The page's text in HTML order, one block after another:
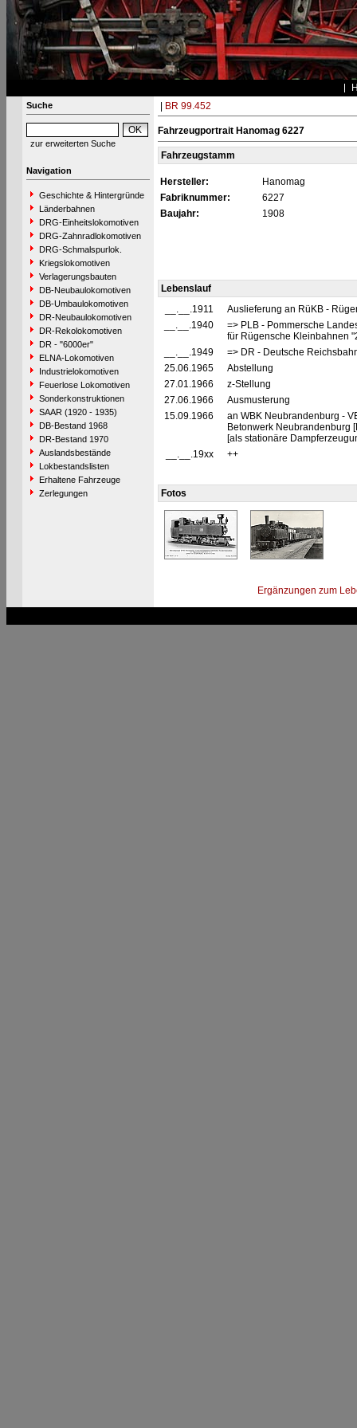
Suche
zur erweiterten Suche
Navigation
Geschichte & Hintergründe
Länderbahnen
DRG-Einheitslokomotiven
DRG-Zahnradlokomotiven
DRG-Schmalspurlok.
Kriegslokomotiven
Verlagerungsbauten
DB-Neubaulokomotiven
DB-Umbaulokomotiven
DR-Neubaulokomotiven
DR-Rekolokomotiven
DR - "6000er"
ELNA-Lokomotiven
Industrielokomotiven
Feuerlose Lokomotiven
Sonderkonstruktionen
SAAR (1920 - 1935)
DB-Bestand 1968
DR-Bestand 1970
Auslandsbestände
Lokbestandslisten
Erhaltene Fahrzeuge
Zerlegungen
BR 99.452
Fahrzeugportrait Hanomag 6227
Fahrzeugstamm
Hersteller:
Hanomag
Fabriknummer:
6227
Baujahr:
1908
Lebenslauf
__.__.1911
Auslieferung an RüKB -
__.__.1940
=> PLB - Pommersche
für Rügensche Kleinbahnen
__.__.1949
=> DR - Deutsche
25.06.1965
Abstellung
27.01.1966
z-Stellung
27.06.1966
Ausmusterung
15.09.1966
an WBK Neubrandenburg -
Betonwerk Neubrandenburg
[als stationäre
__.__.19xx
++
Fotos
Ergänzungen zum